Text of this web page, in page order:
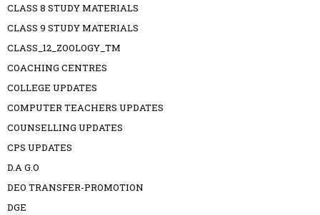
CLASS 8 STUDY MATERIALS
CLASS 9 STUDY MATERIALS
CLASS_12_ZOOLOGY_TM
COACHING CENTRES
COLLEGE UPDATES
COMPUTER TEACHERS UPDATES
COUNSELLING UPDATES
CPS UPDATES
D.A G.O
DEO TRANSFER-PROMOTION
DGE